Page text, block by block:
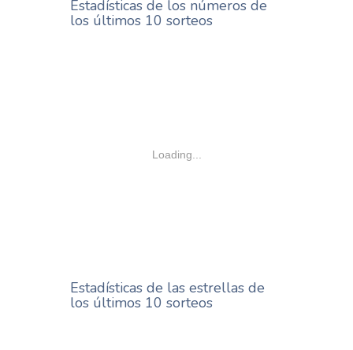
Estadísticas de los números de
los últimos 10 sorteos
Loading...
Estadísticas de las estrellas de
los últimos 10 sorteos